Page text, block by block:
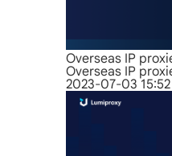
Overseas IP
Overseas IP
2023-07-03 15:52